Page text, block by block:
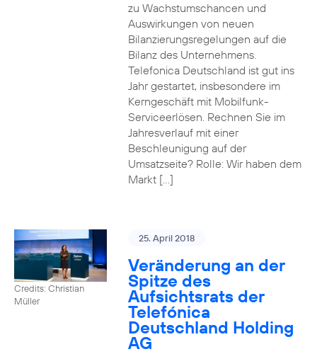
zu Wachstumschancen und
Auswirkungen von neuen
Bilanzierungsregelungen auf die
Bilanz des Unternehmens.
Telefonica Deutschland ist gut ins
Jahr gestartet, insbesondere im
Kerngeschäft mit Mobilfunk-
Serviceerlösen. Rechnen Sie im
Jahresverlauf mit einer
Beschleunigung auf der
Umsatzseite? Rolle: Wir haben dem
Markt […]
Credits: Christian
Müller
25. April 2018
Veränderung an der
Spitze des
Aufsichtsrats der
Telefónica
Deutschland Holding
AG